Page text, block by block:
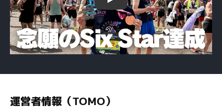
運営者情報（TOMO）